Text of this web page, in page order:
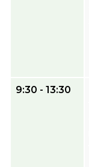
9:30 - 13:30